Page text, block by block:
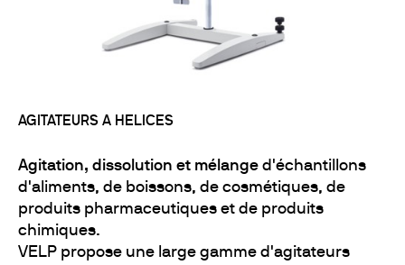
AGITATEURS A HELICES
Agitation, dissolution et mélange d'échantillons
d'aliments, de boissons, de cosmétiques, de
produits pharmaceutiques et de produits
chimiques.
VELP propose une large gamme d'agitateurs